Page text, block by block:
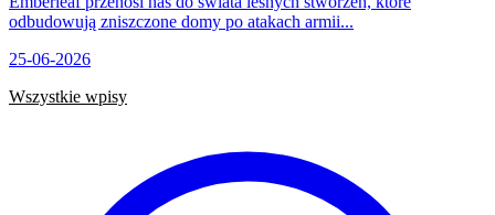
odbudowują zniszczone domy po atakach armii...
25-06-2026
Wszystkie wpisy